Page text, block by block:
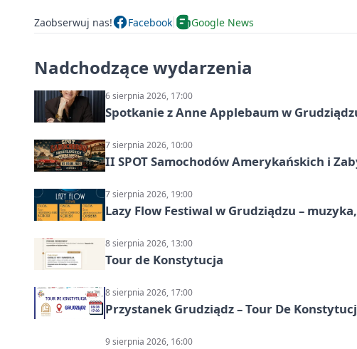
Zaobserwuj nas! Facebook Google News
Nadchodzące wydarzenia
6 sierpnia 2026, 17:00
Spotkanie z Anne Applebaum w
7 sierpnia 2026, 10:00
II SPOT Samochodów Amerykańskich i
7 sierpnia 2026, 19:00
Lazy Flow Festiwal w Grudziądzu –
8 sierpnia 2026, 13:00
Tour de Konstytucja
8 sierpnia 2026, 17:00
Przystanek Grudziądz – Tour De
9 sierpnia 2026, 16:00